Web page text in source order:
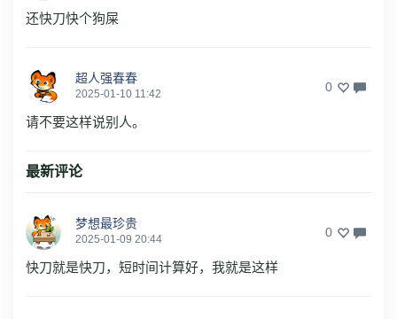
还快刀快个狗屎
超人强春春
2025-01-10 11:42 0
请不要这样说别人。
最新评论
梦想最珍贵
2025-01-09 20:44 0
快刀就是快刀，短时间计算好，我就是这样